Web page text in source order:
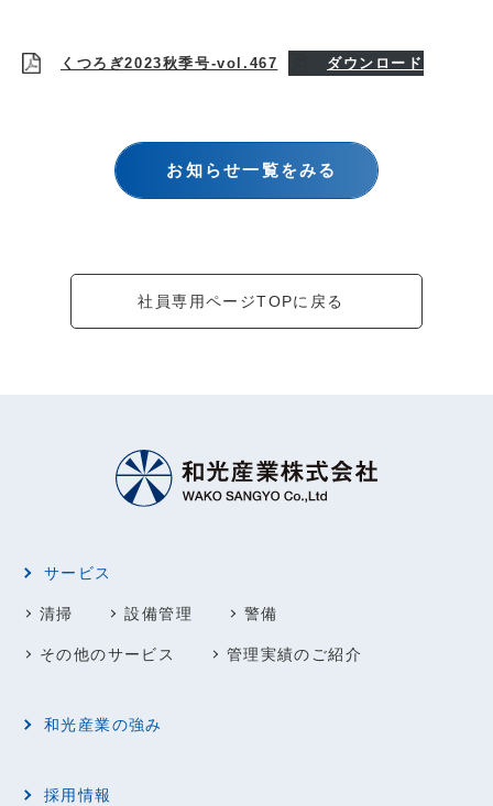
くつろぎ2023秋季号-vol.467 ダウンロード
お知らせ一覧をみる
社員専用ページTOPに戻る
サービス
清掃 設備管理 警備
その他のサービス 管理実績のご紹介
和光産業の強み
採用情報